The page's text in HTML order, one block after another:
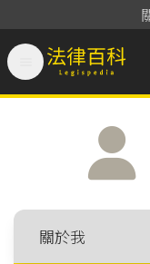
法律百科